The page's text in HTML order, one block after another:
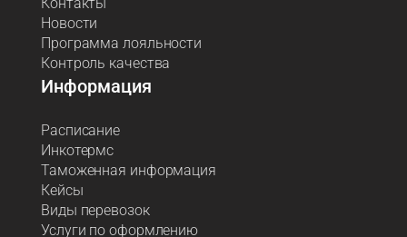
Новости
Программа лояльности
Контроль качества
Информация
Расписание
Инкотермс
Таможенная информация
Кейсы
Виды перевозок
Услуги по оформлению